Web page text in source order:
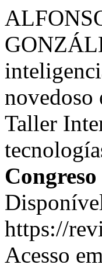
Taller
https://
Acesso